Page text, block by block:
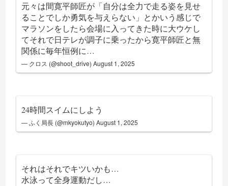
元々は間寛平師匠が「自分は全力で走る姿を見せ
ることでしか勇気を与えらない」とかいう感じで
マラソンをしたら会場に入ってきた時に大ウケし
てそれで日テレが調子に乗ったから寛平師匠と無
関係に毎年恒例に…
— クロス (@shoot_drive)August 1, 2025
24時間スイムにしよう
— ふく局長 (@mkyokutyo)August 1, 2025
それはそれでキツいかも…
水泳って全身運動だし…